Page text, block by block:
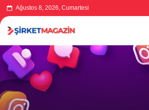
Ağustos 8, 2026, Cumartesi